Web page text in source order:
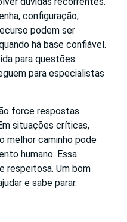
configuração,
podem ser
há base confiável.
para questões
para especialistas
force respostas
situações críticas,
melhor caminho pode
humano. Essa
respeitosa. Um bom
e sabe parar.